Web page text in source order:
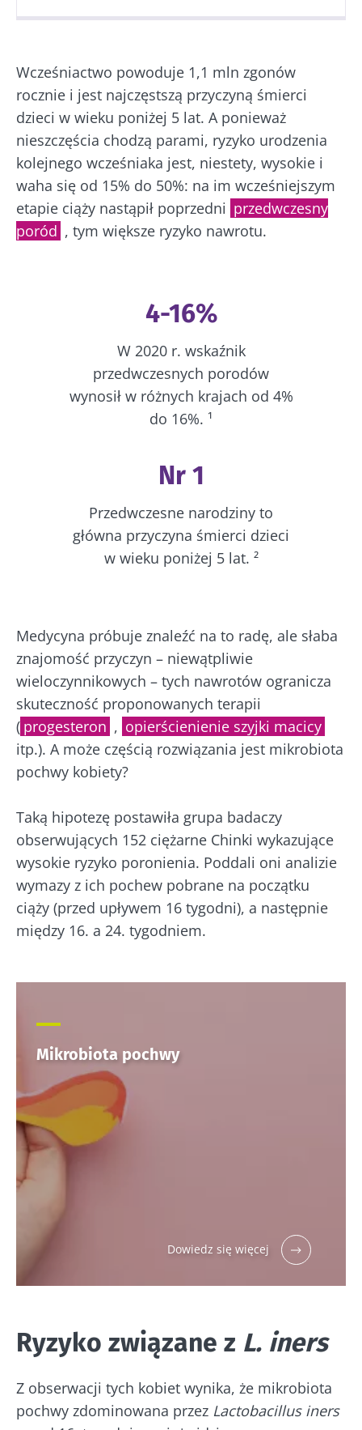
Wcześniactwo powoduje 1,1 mln zgonów
rocznie i jest najczęstszą przyczyną śmierci
dzieci w wieku poniżej 5 lat. A ponieważ
nieszczęścia chodzą parami, ryzyko urodzenia
kolejnego wcześniaka jest, niestety, wysokie i
waha się od 15% do 50%: na im wcześniejszym
etapie ciąży nastąpił poprzedni przedwczesny
poród , tym większe ryzyko nawrotu.
4-16%
W 2020 r. wskaźnik
przedwczesnych porodów
wynosił w różnych krajach od 4%
do 16%. ¹
Nr 1
Przedwczesne narodziny to
główna przyczyna śmierci dzieci
w wieku poniżej 5 lat. ²
Medycyna próbuje znaleźć na to radę, ale słaba
znajomość przyczyn – niewątpliwie
wieloczynnikowych – tych nawrotów ogranicza
skuteczność proponowanych terapii
( progesteron , opierścienienie szyjki macicy
itp.). A może częścią rozwiązania jest mikrobiota
pochwy kobiety?
Taką hipotezę postawiła grupa badaczy
obserwujących 152 ciężarne Chinki wykazujące
wysokie ryzyko poronienia. Poddali oni analizie
wymazy z ich pochew pobrane na początku
ciąży (przed upływem 16 tygodni), a następnie
między 16. a 24. tygodniem.
Mikrobiota pochwy
Dowiedz się więcej
Ryzyko związane z L. iners
Z obserwacji tych kobiet wynika, że mikrobiota
pochwy zdominowana przez Lactobacillus iners